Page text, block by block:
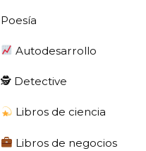
Poesía
Autodesarrollo
🕵 Detective
Libros de ciencia
Libros de negocios